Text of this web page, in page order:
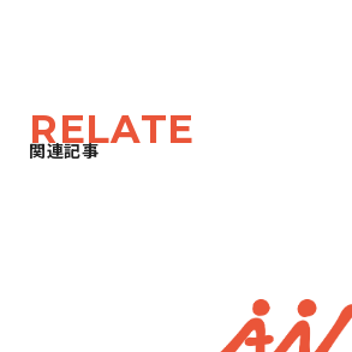
RELATE
関連記事